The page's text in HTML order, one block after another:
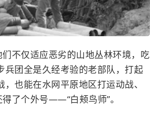
不仅适应恶劣的山地丛林环境，吃
兵团全是久经考验的老部队，打起
也能在水网平原地区打运动战、
了个外号——“白颊鸟师”。